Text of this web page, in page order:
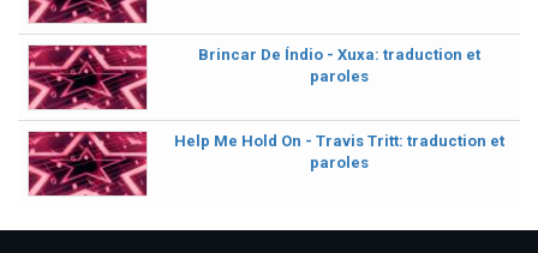
Brincar De Índio - Xuxa: traduction et
paroles
Help Me Hold On - Travis Tritt: traduction et
paroles